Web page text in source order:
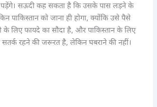
सऊदी कह सकता है कि उसके पास लड़ने के
पाकिस्तान को जाना ही होगा, क्योंकि उसे पैसे
के लिए फायदे का सौदा है, और पाकिस्तान के लिए
रहने की जरूरत है, लेकिन घबराने की नहीं।